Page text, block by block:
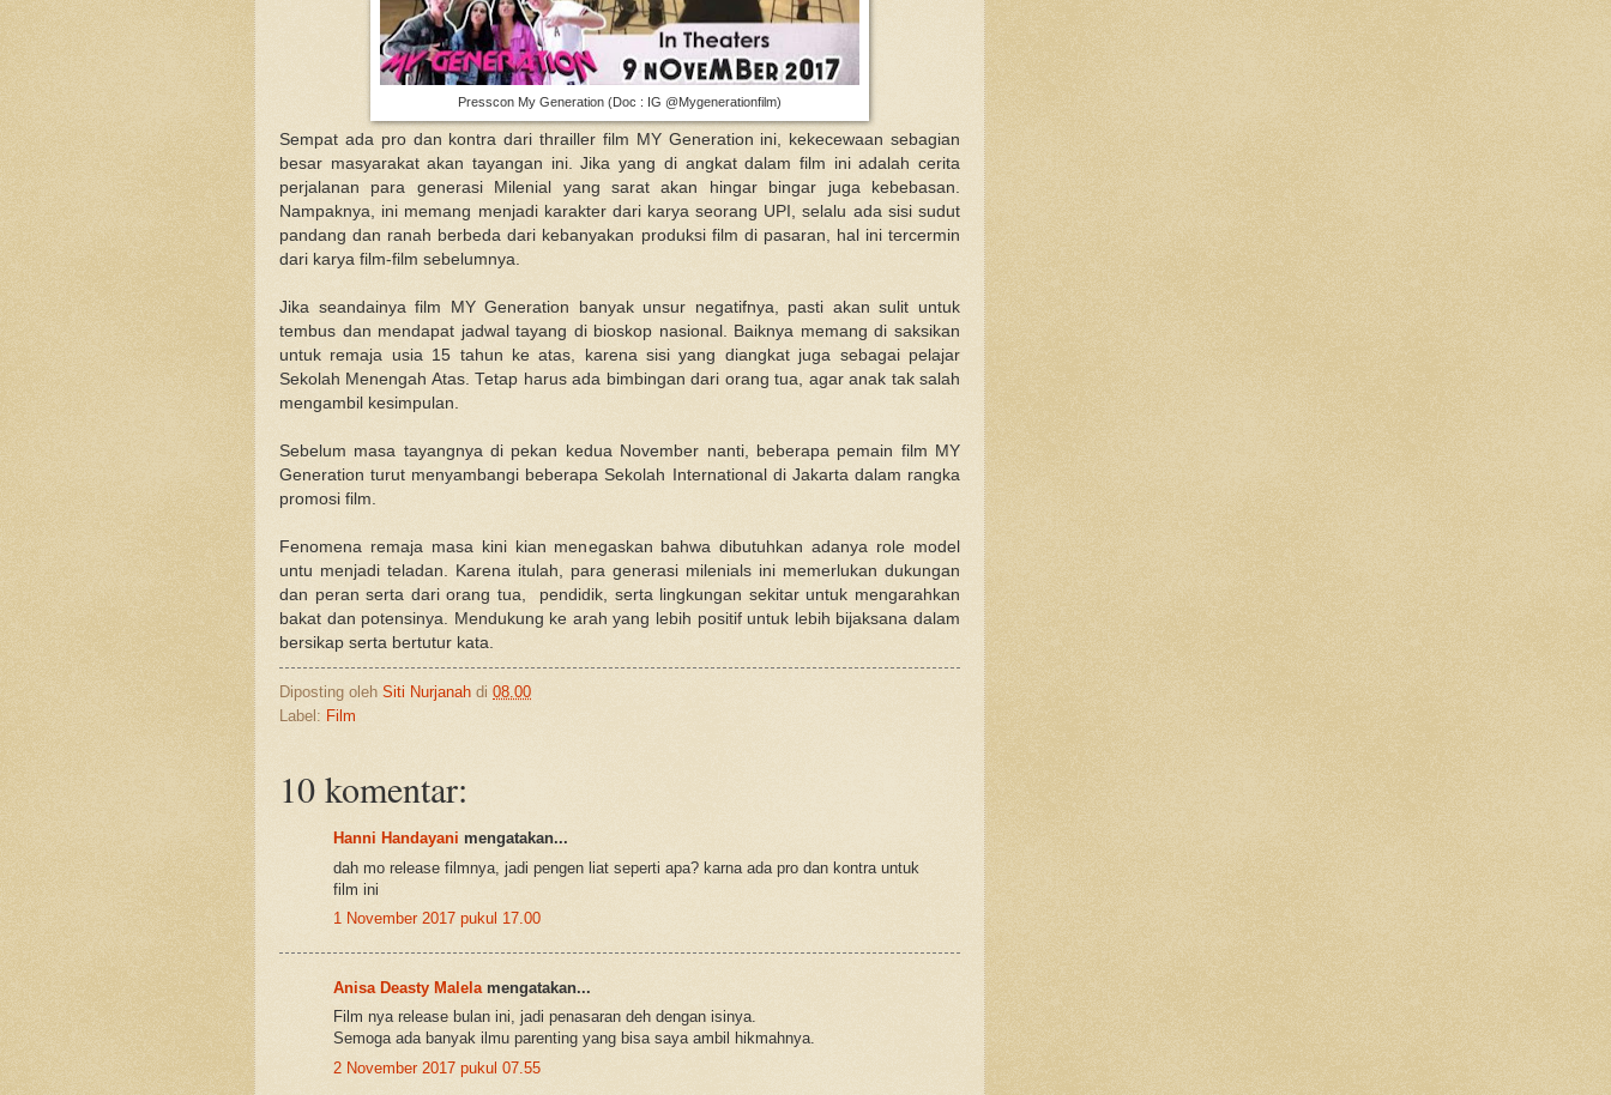
Presscon My Generation (Doc : IG @Mygenerationfilm)
Sempat ada pro dan kontra dari thrailler film MY Generation ini, kekecewaan sebagian
besar masyarakat akan tayangan ini. Jika yang di angkat dalam film ini adalah cerita
perjalanan para generasi Milenial yang sarat akan hingar bingar juga kebebasan.
Nampaknya, ini memang menjadi karakter dari karya seorang UPI, selalu ada sisi sudut
pandang dan ranah berbeda dari kebanyakan produksi film di pasaran, hal ini tercermin
dari karya film-film sebelumnya.
Jika seandainya film MY Generation banyak unsur negatifnya, pasti akan sulit untuk
tembus dan mendapat jadwal tayang di bioskop nasional. Baiknya memang di saksikan
untuk remaja usia 15 tahun ke atas, karena sisi yang diangkat juga sebagai pelajar
Sekolah Menengah Atas. Tetap harus ada bimbingan dari orang tua, agar anak tak salah
mengambil kesimpulan.
Sebelum masa tayangnya di pekan kedua November nanti, beberapa pemain film MY
Generation turut menyambangi beberapa Sekolah International di Jakarta dalam rangka
promosi film.
Fenomena remaja masa kini kian menegaskan bahwa dibutuhkan adanya role model
untu menjadi teladan. Karena itulah, para generasi milenials ini memerlukan dukungan
dan peran serta dari orang tua, pendidik, serta lingkungan sekitar untuk mengarahkan
bakat dan potensinya. Mendukung ke arah yang lebih positif untuk lebih bijaksana dalam
bersikap serta bertutur kata.
Diposting oleh Siti Nurjanah di 08.00
Label: Film
10 komentar:
Hanni Handayani mengatakan...
dah mo release filmnya, jadi pengen liat seperti apa? karna ada pro dan kontra untuk
film ini
1 November 2017 pukul 17.00
Anisa Deasty Malela mengatakan...
Film nya release bulan ini, jadi penasaran deh dengan isinya.
Semoga ada banyak ilmu parenting yang bisa saya ambil hikmahnya.
2 November 2017 pukul 07.55